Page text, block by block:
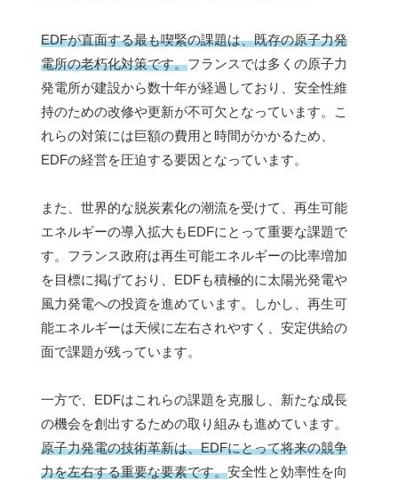
EDFが直面する最も喫緊の課題は、既存の原子力発
電所の老朽化対策です。フランスでは多くの原子力
発電所が建設から数十年が経過しており、安全性維
持のための改修や更新が不可欠となっています。こ
れらの対策には巨額の費用と時間がかかるため、
EDFの経営を圧迫する要因となっています。
また、世界的な脱炭素化の潮流を受けて、再生可能
エネルギーの導入拡大もEDFにとって重要な課題で
す。フランス政府は再生可能エネルギーの比率増加
を目標に掲げており、EDFも積極的に太陽光発電や
風力発電への投資を進めています。しかし、再生可
能エネルギーは天候に左右されやすく、安定供給の
面で課題が残っています。
一方で、EDFはこれらの課題を克服し、新たな成長
の機会を創出するための取り組みも進めています。
原子力発電の技術革新は、EDFにとって将来の競争
力を左右する重要な要素です。安全性と効率性を向